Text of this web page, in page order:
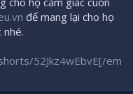
để mang lại cho họ
52Jkz4wEbvE[/em